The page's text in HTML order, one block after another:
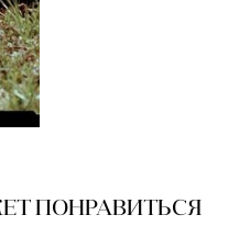
ПОНРАВИТЬСЯ